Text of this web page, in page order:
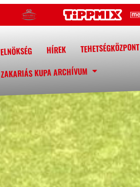
ELNÖKSÉG HÍREK TEHETSÉGKÖZPONT
ZAKARIÁS KUPA ARCHÍVUM